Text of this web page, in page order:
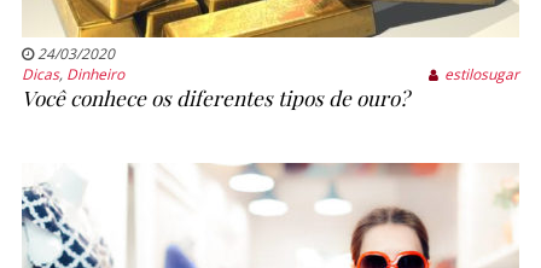
24/03/2020
Dicas, Dinheiro estilosugar
Você conhece os diferentes tipos de ouro?